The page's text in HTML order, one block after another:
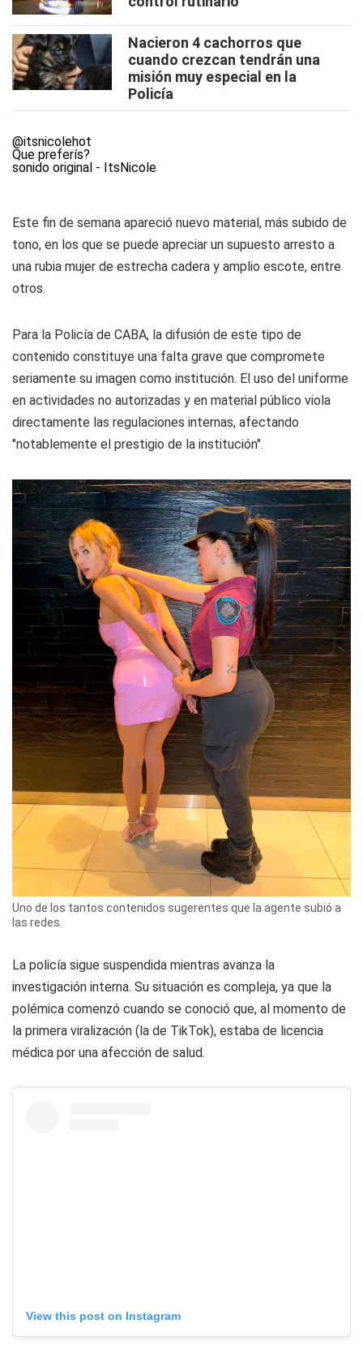
Nacieron 4 cachorros que
cuando crezcan tendrán una
misión muy especial en la
Policía
@itsnicolehot
Que preferís?
sonido original - ItsNicole
Este fin de semana apareció nuevo material, más subido de
tono, en los que se puede apreciar un supuesto arresto a
una rubia mujer de estrecha cadera y amplio escote, entre
otros.
Para la Policía de CABA, la difusión de este tipo de
contenido constituye una falta grave que compromete
seriamente su imagen como institución. El uso del uniforme
en actividades no autorizadas y en material público viola
directamente las regulaciones internas, afectando
"notablemente el prestigio de la institución".
Uno de los tantos contenidos sugerentes que la agente subió a
las redes.
La policía sigue suspendida mientras avanza la
investigación interna. Su situación es compleja, ya que la
polémica comenzó cuando se conoció que, al momento de
la primera viralización (la de TikTok), estaba de licencia
médica por una afección de salud.
View this post on Instagram